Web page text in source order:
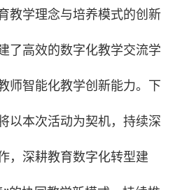
教学理念与培养模式的创新
了高效的数字化教学交流学
师智能化教学创新能力。下
以本次活动为契机，持续深
，深耕教育数字化转型建